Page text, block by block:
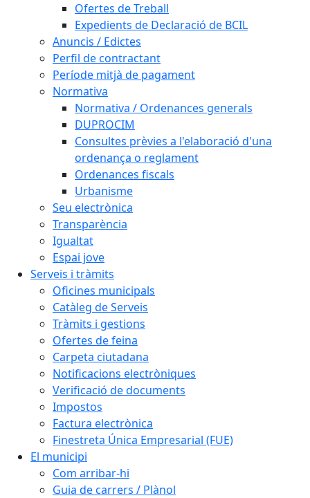
Ofertes de Treball
Expedients de Declaració de BCIL
Anuncis / Edictes
Perfil de contractant
Període mitjà de pagament
Normativa
Normativa / Ordenances generals
DUPROCIM
Consultes prèvies a l'elaboració d'una
ordenança o reglament
Ordenances fiscals
Urbanisme
Seu electrònica
Transparència
Igualtat
Espai jove
Serveis i tràmits
Oficines municipals
Catàleg de Serveis
Tràmits i gestions
Ofertes de feina
Carpeta ciutadana
Notificacions electròniques
Verificació de documents
Impostos
Factura electrònica
Finestreta Única Empresarial (FUE)
El municipi
Com arribar-hi
Guia de carrers / Plànol